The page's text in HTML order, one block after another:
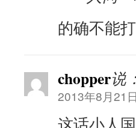
的确不能
chopper说
2013年8月21
这话小人